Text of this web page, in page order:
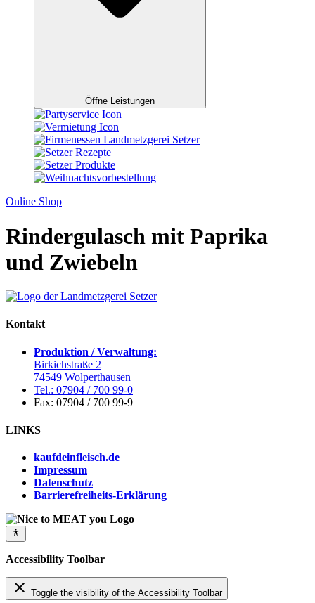
Öffne Leistungen
Online Shop
Rindergulasch mit Paprika
und Zwiebeln
Kontakt
Produktion / Verwaltung:
Birkichstraße 2
74549 Wolperthausen
Tel.: 07904 / 700 99-0
Fax: 07904 / 700 99-9
LINKS
kaufdeinfleisch.de
Impressum
Datenschutz
Barrierefreiheits-Erklärung
Accessibility Toolbar
close Toggle the visibility of the Accessibility Toolbar